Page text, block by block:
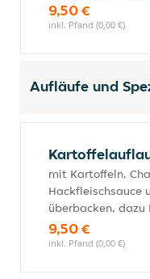
9,50 €
inkl. Pfand (0,00 €)
Aufläufe und
mit Kartoffeln,
Hackfleischsauce
überbacken, dazu
9,50 €
inkl. Pfand (0,00 €)